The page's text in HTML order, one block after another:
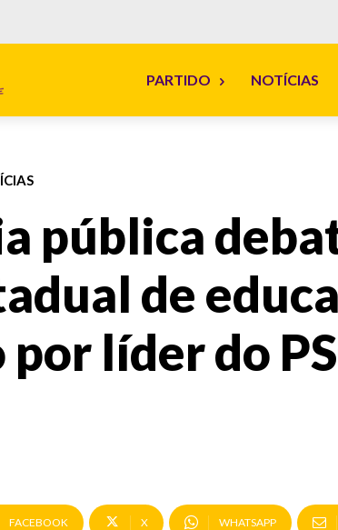
PARTIDO NOTÍCIAS
pública
de
líder do
FACEBOOK X WHATSAPP